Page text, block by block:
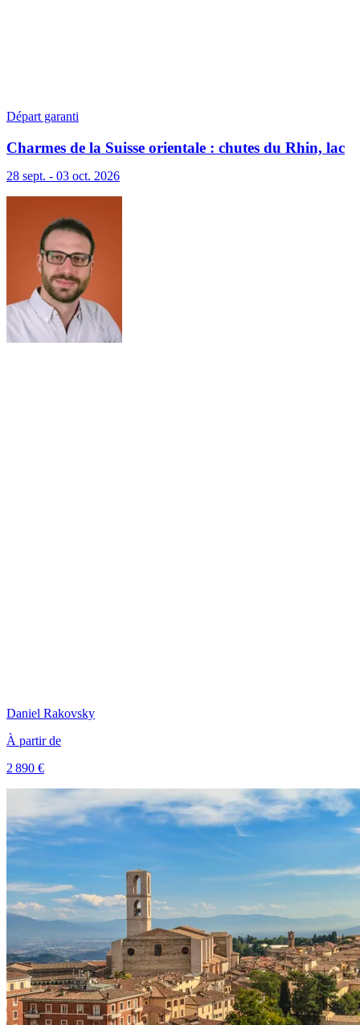
Départ garanti
Charmes de la Suisse orientale : chutes du Rhin, lac
28 sept. - 03 oct. 2026
Daniel Rakovsky
À partir de
2 890 €
Voir le voyage